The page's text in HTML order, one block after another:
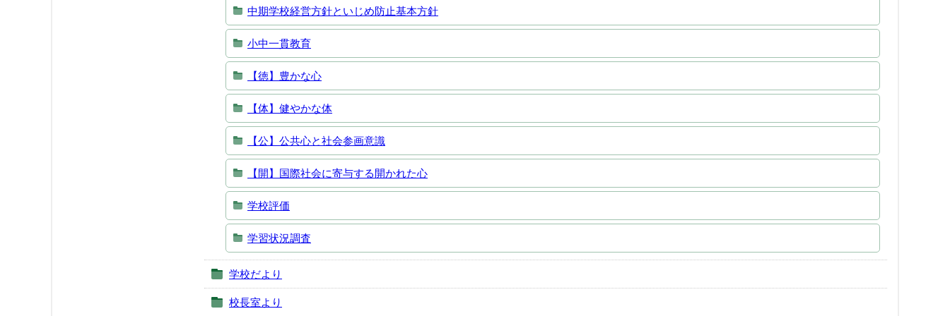
中期学校経営方針といじめ防止基本方針
小中一貫教育
【徳】豊かな心
【体】健やかな体
【公】公共心と社会参画意識
【開】国際社会に寄与する開かれた心
学校評価
学習状況調査
学校だより
校長室より